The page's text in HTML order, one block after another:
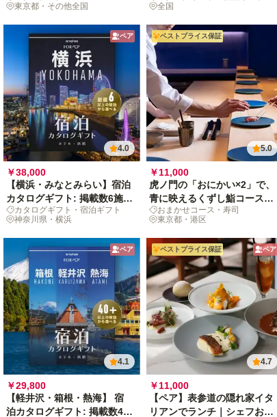
東京都・その他全国
500+施設〜
全国
ペア
4.0
￥38,000
【横浜・みなとみらい】宿泊
カタログギフト: 掲載数6施
設〜
カタログギフト・宿泊ギフト
神奈川県・横浜
ベストプライス保証
5.0
￥11,000
虎ノ門の「おにかい×2」で、
青に映えるくずし鮨コース
[月火水20時半限定]
おまかせコース・寿司
東京都・港区
ペア
4.1
￥29,800
【軽井沢・箱根・熱海】 宿
泊カタログギフト: 掲載数40
ベストプライス保証 ペア
4.7
￥11,000
【ペア】表参道の隠れ家イタ
リアンでランチ｜シェフおま